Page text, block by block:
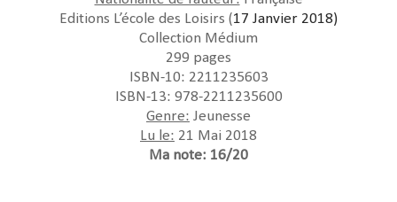
Editions L’école des Loisirs (17 Janvier 2018)
Collection Médium
299 pages
ISBN-10: 2211235603
ISBN-13: 978-2211235600
Genre: Jeunesse
Lu le: 21 Mai 2018
Ma note: 16/20